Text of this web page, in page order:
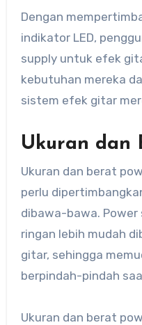
Dengan
indikator LED,
supply untuk efek
kebutuhan mereka
sistem efek gitar
Ukuran dan
Ukuran dan berat
perlu
dibawa-bawa. Power
ringan lebih mudah
gitar, sehingga
berpindah-pindah
Ukuran dan berat